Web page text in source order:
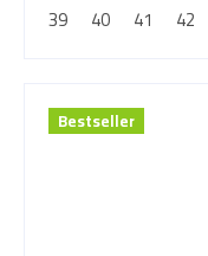
39
40 41 42
Bestseller